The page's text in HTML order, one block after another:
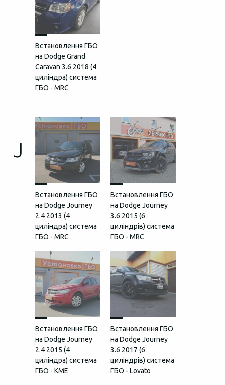
Встановлення ГБО
на Dodge Grand
Caravan 3.6 2018 (4
циліндра) система
ГБО - MRC
J
Встановлення ГБО
на Dodge Journey
2.4 2013 (4
циліндра) система
ГБО - MRC
Встановлення ГБО
на Dodge Journey
3.6 2015 (6
циліндрів) система
ГБО - MRC
Встановлення ГБО
на Dodge Journey
2.4 2015 (4
циліндра) система
ГБО - KME
Встановлення ГБО
на Dodge Journey
3.6 2017 (6
циліндрів) система
ГБО - Lovato